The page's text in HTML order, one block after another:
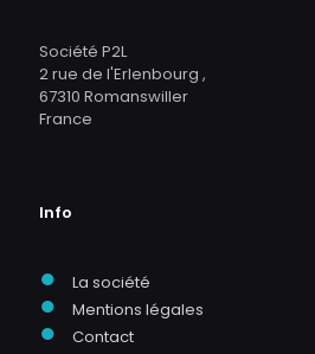
Société P2L
2 rue de l'Erlenbourg ,
67310 Romanswiller
France
Info
● La société
● Mentions légales
● Contact